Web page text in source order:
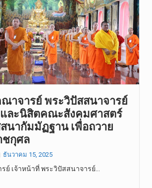
าจารย์ พระวิปัสสนาจารย์
ละนิสิตคณะสังคมศาสตร์
นากัมมัฏฐาน เพื่อถวาย
ชกุศล
ธันวาคม 15, 2025
ย์ เจ้าหน้าที่ พระวิปัสสนาจารย์…